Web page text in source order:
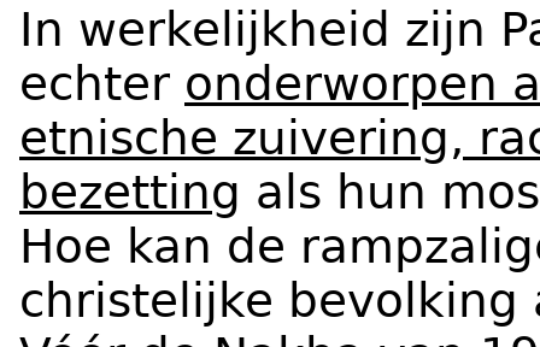
In werkelijkheid zijn
echter onderworpen
etnische zuivering,
bezetting als hun
Hoe kan de
christelijke bevolking